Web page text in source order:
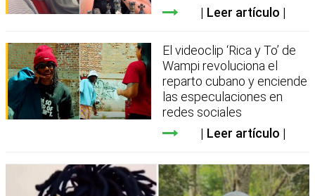
Leer artículo
El videoclip ‘Rica y To’ de
Wampi revoluciona el
reparto cubano y enciende
las especulaciones en
redes sociales
Leer artículo